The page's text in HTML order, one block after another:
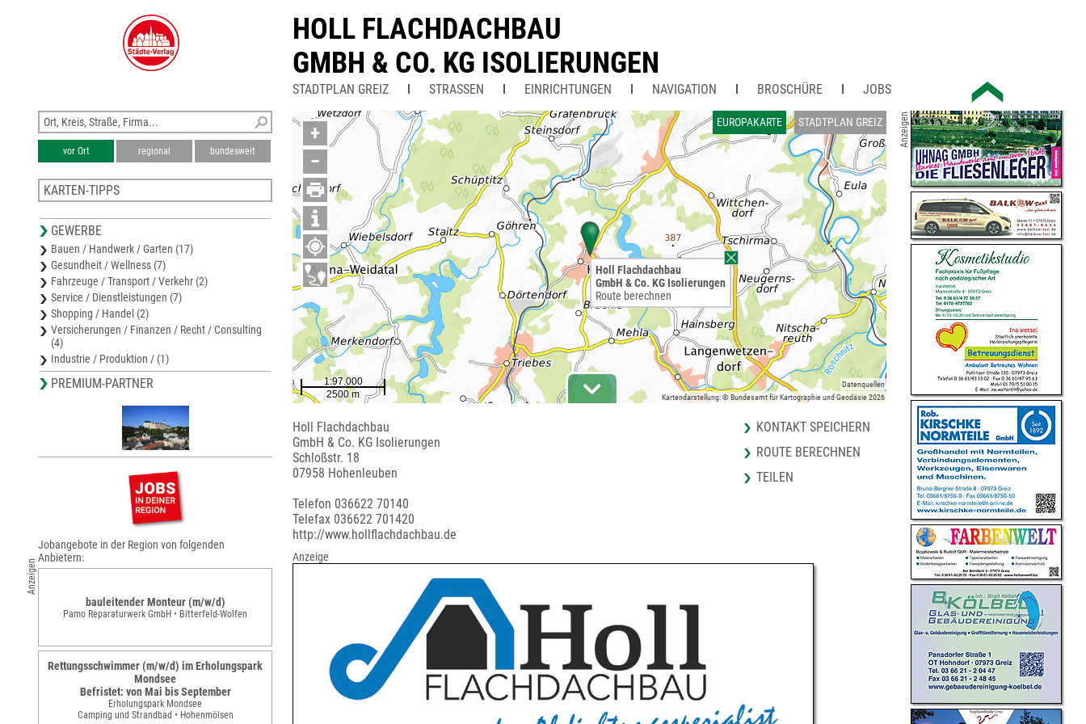
HOLL FLACHDACHBAU
GMBH & CO. KG ISOLIERUNGEN
STADTPLAN GREIZ STRASSEN EINRICHTUNGEN NAVIGATION BROSCHÜRE JOBS
EUROPAKARTE STADTPLAN GREIZ
+
−
Kartendarstellung: © Bundesamt für Kartographie und Geodäsie 2026
Datenquellen
Holl Flachdachbau
GmbH & Co. KG Isolierungen
Route berechnen
Holl Flachdachbau
GmbH & Co. KG Isolierungen
Schloßstr. 18
07958 Hohenleuben
Telefon 036622 70140
Telefax 036622 701420
http://www.hollflachdachbau.de
KONTAKT SPEICHERN
ROUTE BERECHNEN
TEILEN
Anzeige
vor Ort regional bundesweit
KARTEN-TIPPS
Stadtplan Zeulenroda-Triebes
Karte Greiz
Stadtplan Gera
Stadtplan Triptis
GEWERBE
Bauen / Handwerk / Garten (17)
Gesundheit / Wellness (7)
Fahrzeuge / Transport / Verkehr (2)
Service / Dienstleistungen (7)
Shopping / Handel (2)
Versicherungen / Finanzen / Recht / Consulting
(4)
Industrie / Produktion / (1)
PREMIUM-PARTNER
Anzeigen
Jobangebote in der Region von folgenden
Anbietern:
bauleitender Monteur (m/w/d)
Pamo Reparaturwerk GmbH • Bitterfeld-Wolfen
Rettungsschwimmer (m/w/d) im Erholungspark
Mondsee
Befristet: von Mai bis September
Erholungspark Mondsee
Camping und Strandbad • Hohenmölsen
Anzeigen